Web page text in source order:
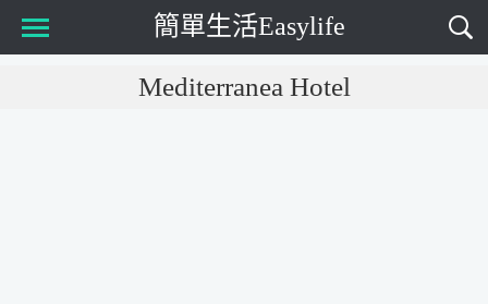
簡單生活Easylife
Mediterranea Hotel